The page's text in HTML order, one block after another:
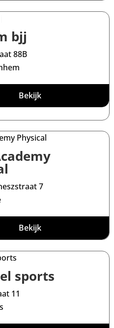
bjj
88B
Bekijk
7
Bekijk
sports
11